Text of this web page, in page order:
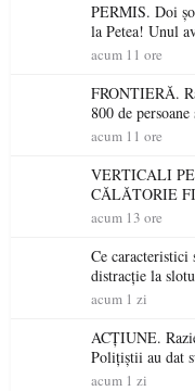
PERMIS. Doi
la Petea! Unul
niciodată permis
acum 11 ore
FRONTIERĂ.
800 de
acum 11 ore
VERTICALI
CĂLĂTORIE
acum 13 ore
Ce caracteristici
distracție la
acum 1 zi
ACȚIUNE.
Polițiștii au dat
permis într-o
acum 1 zi